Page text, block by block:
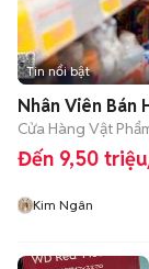
Tin nổi bật
Nhân Viên Bán
Cửa Hàng Vật
Đến 9,50
Kim Ngân